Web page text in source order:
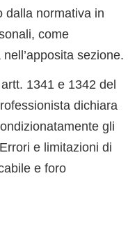
dalla normativa in
come
sezione.
1341 e 1342 del
dichiara
gli
e limitazioni di
e foro